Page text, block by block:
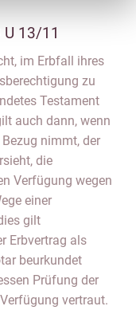
U 13/11
im Erbfall ihres
zu
Testament
auch dann, wenn
nimmt, der
die
Verfügung wegen
einer
gilt
Erbvertrag als
beurkundet
Prüfung der
vertraut.